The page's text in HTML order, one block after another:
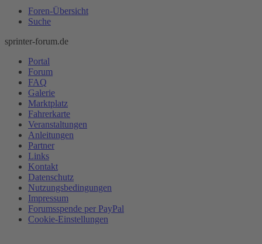
Foren-Übersicht
Suche
sprinter-forum.de
Portal
Forum
FAQ
Galerie
Marktplatz
Fahrerkarte
Veranstaltungen
Anleitungen
Partner
Links
Kontakt
Datenschutz
Nutzungsbedingungen
Impressum
Forumsspende per PayPal
Cookie-Einstellungen